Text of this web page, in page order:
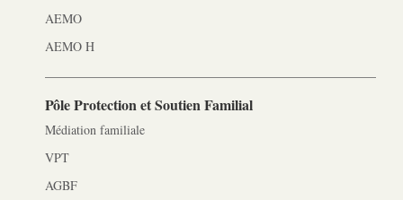
AEMO
AEMO H
Pôle Protection et Soutien Familial
Médiation familiale
VPT
AGBF